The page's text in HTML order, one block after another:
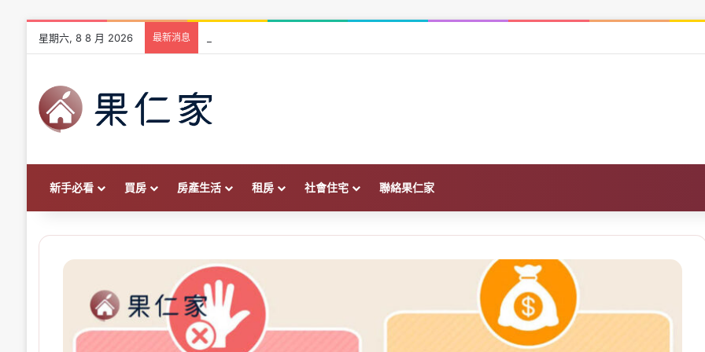
星期六, 8 8 月 2026 最新消息
新手必看 買房 房產生活 租房 社會住宅 聯絡果仁家